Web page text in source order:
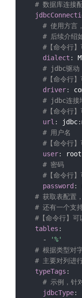
# 数据库连接
# 使用方言
# 后续介绍
#【命令行
dialect :
# jdbc驱动
#【命令行
driver:
# jdbc连接
#【命令行
url : jdbc:
# 用户名
#【命令行
user:
root
# 密码
#【命令行
password :
# 获取表配置
# 还有一个支
#【命令行】
tables :
-
'%'
# 根据类型对
# 主要对列进
typeTags :
# 示例，针
jdbcType: